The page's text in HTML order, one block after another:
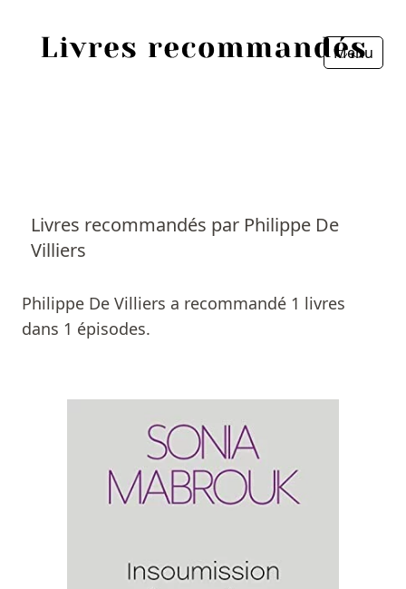
Menu
Livres recommandés par Philippe De
Villiers
Philippe De Villiers a recommandé 1 livres
dans 1 épisodes.
Personnes
Livres
Prix littéraires
Fermer